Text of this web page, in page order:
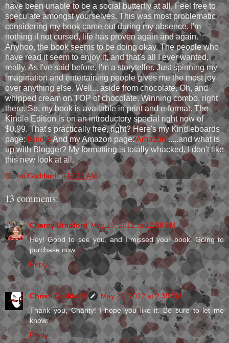
have been unable to be a social butterfly at all. Feel free to
speculate amongst yourselves. This was most problematic
considering my book came out during my absence. I'm
nothing if not cursed, life has proven again and again.
Anyhoo, the book seems to be doing okay. The people who
have read it seem to enjoy it, and that's all I ever wanted,
really. As I've said before, I'm a storyteller. Just spinning my
imagination and entertaining people gives me the most joy
over anything else. Well... aside from chocolate. Oh, and
whipped cream on TOP of chocolate. Winning combo, right
there. So, my book is available in print and e-format. The
Kindle Edition is on an introductory special right now of
$0.99. That's practically free, right? Here's my Kindleboards
page: KindleAnd my Amazon page:Amazon .....and what is
up with Blogger? My formatting is totally whacked. I don't like
this new look at all.
Christi Goddard at10:34 AM
13 comments:
Charity Bradford May 29, 2012 at 12:38 PM
Hey! Good to see you, and I missed your book. Going to
purchase now.
Reply
Christi Goddard
May 29, 2012 at 2:39 PM
Thank you, Charity! I hope you like it. Be sure to let me
know.
Reply